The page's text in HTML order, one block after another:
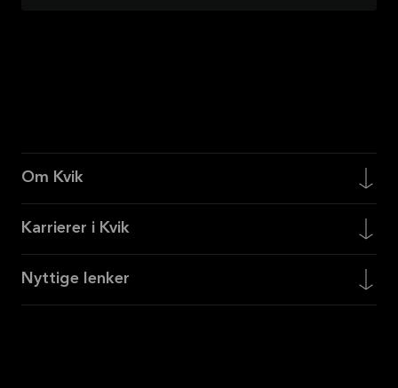
Om Kvik
Karrierer i Kvik
Nyttige lenker